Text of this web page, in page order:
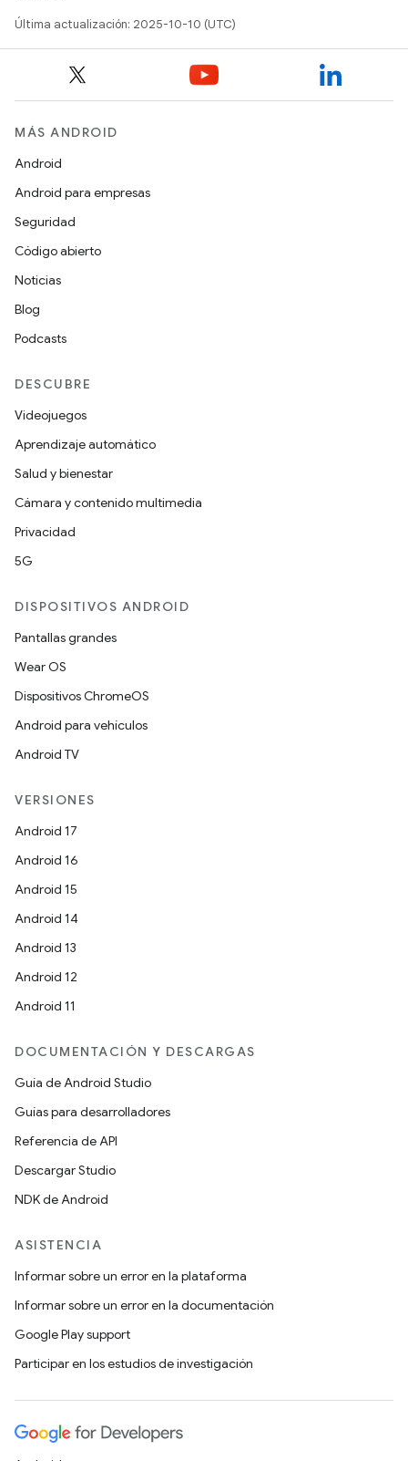
Última actualización: 2025-10-10 (UTC)
MÁS ANDROID
Android
Android para empresas
Seguridad
Código abierto
Noticias
Blog
Podcasts
DESCUBRE
Videojuegos
Aprendizaje automático
Salud y bienestar
Cámara y contenido multimedia
Privacidad
5G
DISPOSITIVOS ANDROID
Pantallas grandes
Wear OS
Dispositivos ChromeOS
Android para vehículos
Android TV
VERSIONES
Android 17
Android 16
Android 15
Android 14
Android 13
Android 12
Android 11
DOCUMENTACIÓN Y DESCARGAS
Guía de Android Studio
Guías para desarrolladores
Referencia de API
Descargar Studio
NDK de Android
ASISTENCIA
Informar sobre un error en la plataforma
Informar sobre un error en la documentación
Google Play support
Participar en los estudios de investigación